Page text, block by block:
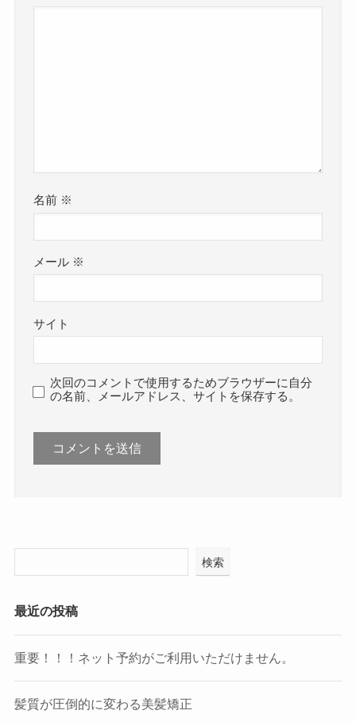
名前 ※
メール ※
サイト
次回のコメントで使用するためブラウザーに自分
の名前、メールアドレス、サイトを保存する。
検索
最近の投稿
重要！！！ネット予約がご利用いただけません。
髪質が圧倒的に変わる美髪矯正